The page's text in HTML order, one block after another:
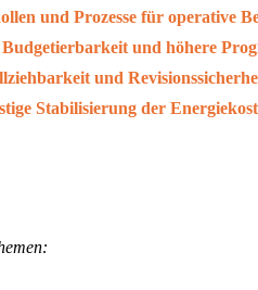
und Prozesse für operative
Budgetierbarkeit und höhere
und
Stabilisierung der